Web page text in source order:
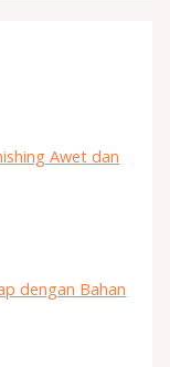
Awet dan
dengan Bahan